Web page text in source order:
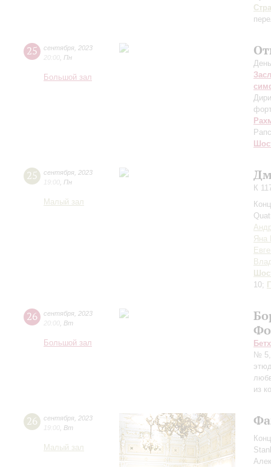
25 сентября 2023
20:00 Пн
Большой зал
25 сентября 2023
19:00 Пн
Малый зал
К
Яна
10;
26 сентября 2023
20:00 Вт
Большой зал
№
из
26 сентября 2023
19:00 Вт
Малый зал